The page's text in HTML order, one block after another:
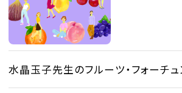
水晶玉子先生のフルーツ・フォーチ